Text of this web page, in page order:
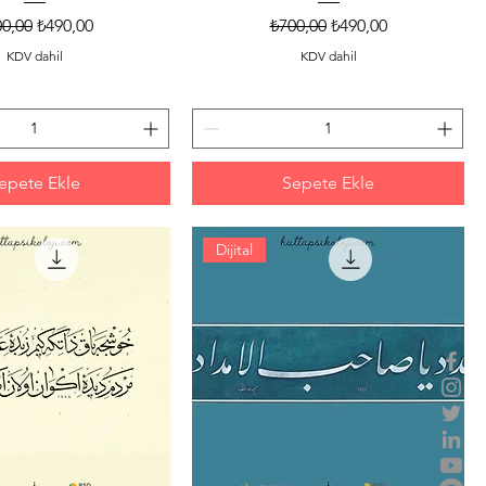
Fiyat
İndirimli Fiyat
₺490,00
KDV dahil
Ekle
Normal Fiyat
₺700,00 İndirimli Fiyat
₺490,00
KDV dahil
Sepete Ekle
Dijital